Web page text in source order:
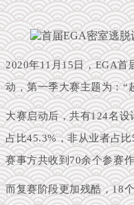
2020年11月15日，EGA首
动，第一季大赛主题为：“
大赛启动后，共有124名
占比45.3%，非从业者占
赛事方共收到70余个参赛
而复赛阶段更加残酷，18